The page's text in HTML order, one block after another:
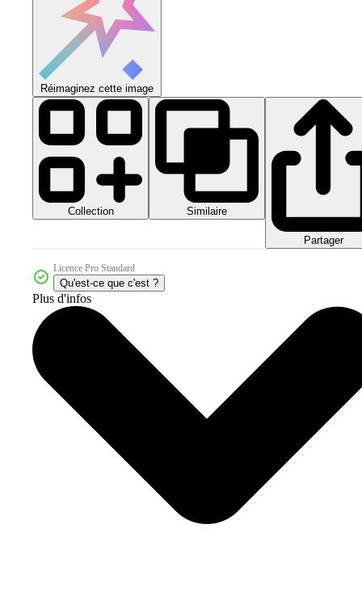
Réimaginez cette image
Collection Similaire
Partager
Licence Pro Standard
Qu'est-ce que c'est ?
Plus d'infos